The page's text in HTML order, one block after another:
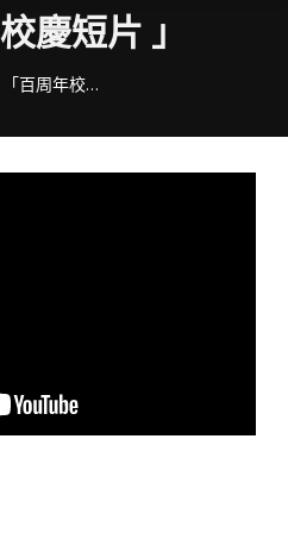
慶短片 」
here:
「百周年校…